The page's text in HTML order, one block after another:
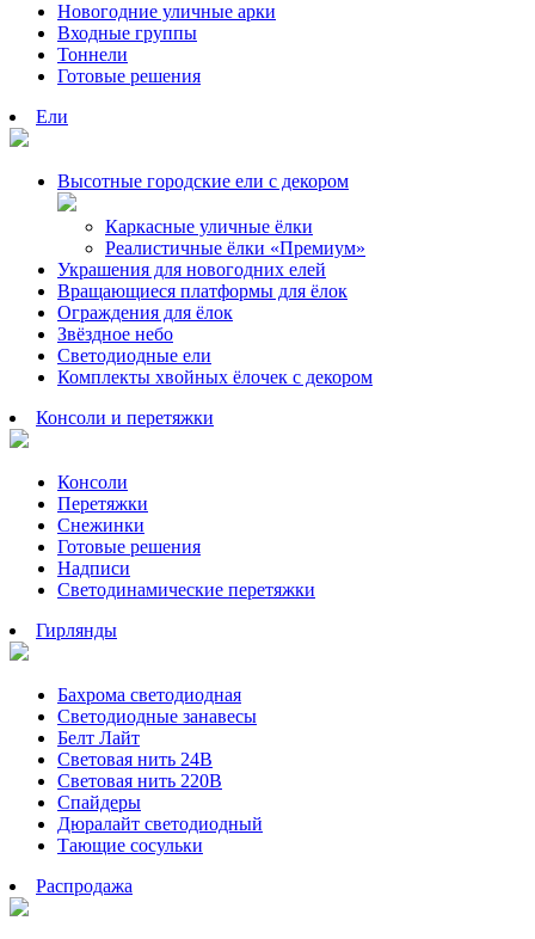
Новогодние уличные арки
Входные группы
Тоннели
Готовые решения
Ели
Высотные городские ели с декором
Каркасные уличные ёлки
Реалистичные ёлки «Премиум»
Украшения для новогодних елей
Вращающиеся платформы для ёлок
Ограждения для ёлок
Звёздное небо
Светодиодные ели
Комплекты хвойных ёлочек с декором
Консоли и перетяжки
Консоли
Перетяжки
Снежинки
Готовые решения
Надписи
Светодинамические перетяжки
Гирлянды
Бахрома светодиодная
Светодиодные занавесы
Белт Лайт
Световая нить 24В
Световая нить 220В
Спайдеры
Дюралайт светодиодный
Тающие сосульки
Распродажа